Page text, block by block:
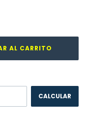
CALCULAR